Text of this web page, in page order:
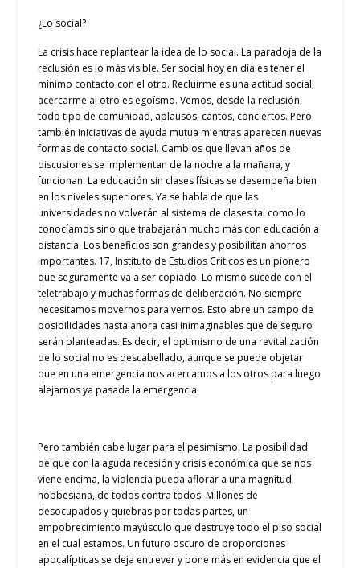
¿Lo social?
La crisis hace replantear la idea de lo social. La paradoja de la
reclusión es lo más visible. Ser social hoy en día es tener el
mínimo contacto con el otro. Recluirme es una actitud social,
acercarme al otro es egoísmo. Vemos, desde la reclusión,
todo tipo de comunidad, aplausos, cantos, conciertos. Pero
también iniciativas de ayuda mutua mientras aparecen nuevas
formas de contacto social. Cambios que llevan años de
discusiones se implementan de la noche a la mañana, y
funcionan. La educación sin clases físicas se desempeña bien
en los niveles superiores. Ya se habla de que las
universidades no volverán al sistema de clases tal como lo
conocíamos sino que trabajarán mucho más con educación a
distancia. Los beneficios son grandes y posibilitan ahorros
importantes. 17, Instituto de Estudios Críticos es un pionero
que seguramente va a ser copiado. Lo mismo sucede con el
teletrabajo y muchas formas de deliberación. No siempre
necesitamos movernos para vernos. Esto abre un campo de
posibilidades hasta ahora casi inimaginables que de seguro
serán planteadas. Es decir, el optimismo de una revitalización
de lo social no es descabellado, aunque se puede objetar
que en una emergencia nos acercamos a los otros para luego
alejarnos ya pasada la emergencia.
Pero también cabe lugar para el pesimismo. La posibilidad
de que con la aguda recesión y crisis económica que se nos
viene encima, la violencia pueda aflorar a una magnitud
hobbesiana, de todos contra todos. Millones de
desocupados y quiebras por todas partes, un
empobrecimiento mayúsculo que destruye todo el piso social
en el cual estamos. Un futuro oscuro de proporciones
apocalípticas se deja entrever y pone más en evidencia que el